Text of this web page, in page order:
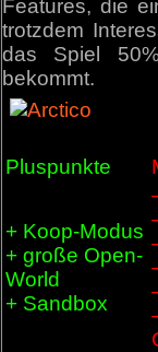
Features, die
trotzdem
das Spiel
bekommt.
Pluspunkte
+ Koop-Modus
+ große Open-
World
+ Sandbox